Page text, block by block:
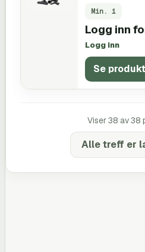
Min. 1
Logg inn
Logg inn
Se produkt
Viser38 av38
Alle treff er